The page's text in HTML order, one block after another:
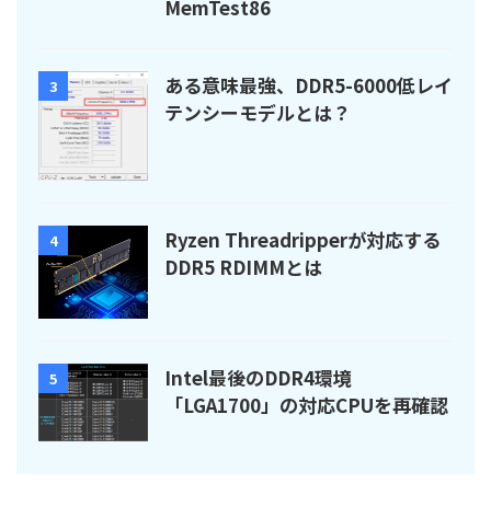
MemTest86
3
ある意味最強、DDR5-6000低レイ
テンシーモデルとは？
4
Ryzen Threadripperが対応する
DDR5 RDIMMとは
5
Intel最後のDDR4環境
「LGA1700」の対応CPUを再確認